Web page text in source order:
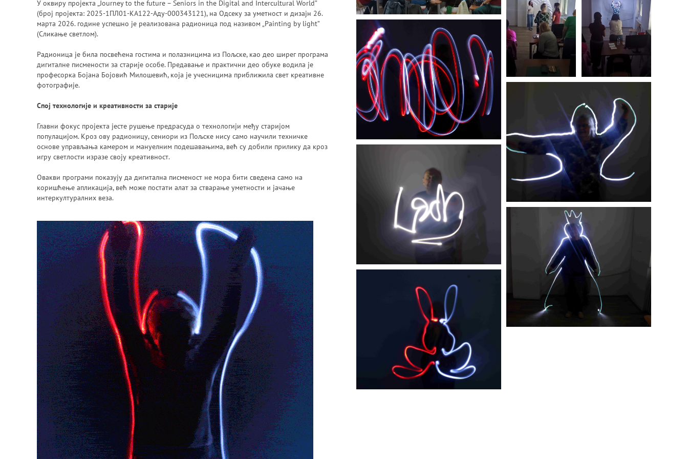
У оквиру пројекта „Journey to the future – Seniors in the Digital and Intercultural World”
(број пројекта: 2025-1ПЛ01-КА122-Аду-000343121), на Одсеку за уметност и дизајн 26.
марта 2026. године успешно је реализована радионица под називом „Painting by light”
(Сликање светлом).
Радионица је била посвећена гостима и полазницима из Пољске, као део ширег програма
дигиталне писмености за старије особе. Предавање и практични део обуке водила је
професорка Бојана Бојовић Милошевић, која је учесницима приближила свет креативне
фотографије.
Спој технологије и креативности за старије
Главни фокус пројекта јесте рушење предрасуда о технологији међу старијом
популацијом. Кроз ову радионицу, сениори из Пољске нису само научили техничке
основе управљања камером и мануелним подешавањима, већ су добили прилику да кроз
игру светлости изразе своју креативност.
Овакви програми показују да дигитална писменост не мора бити сведена само на
коришћење апликација, већ може постати алат за стварање уметности и јачање
интеркултуралних веза.